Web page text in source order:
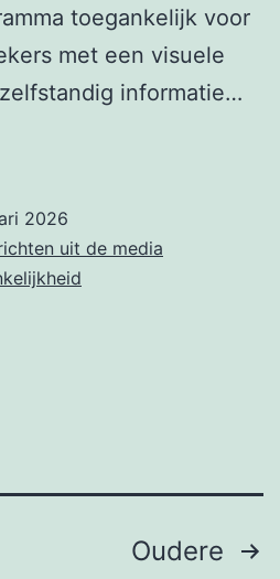
toegankelijk voor
met een visuele
informatie…
2026
uit de media
Oudere